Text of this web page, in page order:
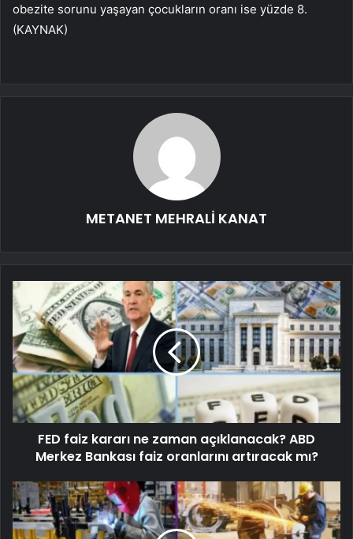
obezite sorunu yaşayan çocukların oranı ise yüzde 8.
(KAYNAK)
METANET MEHRALİ KANAT
FED faiz kararı ne zaman açıklanacak? ABD
Merkez Bankası faiz oranlarını artıracak mı?